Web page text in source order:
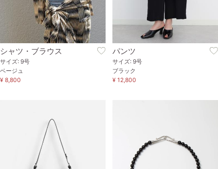
シャツ・ブラウス
サイズ: 9号
ベージュ
¥ 8,800
パンツ
サイズ: 9号
ブラック
¥ 12,800